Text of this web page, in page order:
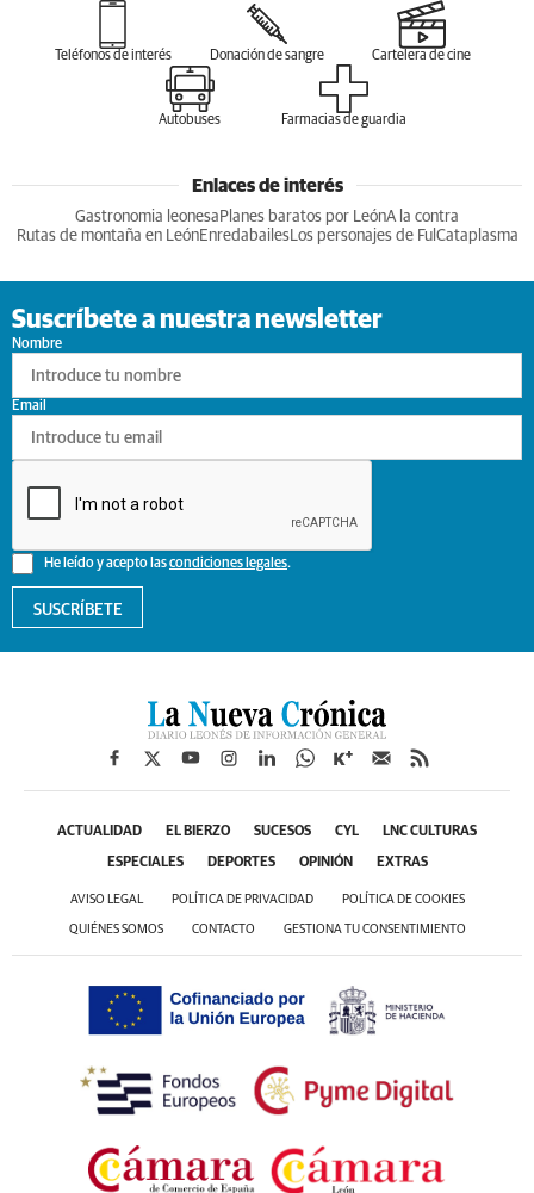
Teléfonos de interés Donación de sangre Cartelera de cine
Autobuses Farmacias de guardia
Enlaces de interés
Gastronomia leonesa Planes baratos por LeónA la contra
Rutas de montaña en LeónEnredabailesLos personajes de Ful Cataplasma
Suscríbete a nuestra newsletter
Nombre
He leído y acepto lascondiciones legales.
Email
SUSCRÍBETE
ACTUALIDAD EL BIERZO SUCESOS CYL LNC CULTURAS
ESPECIALES DEPORTES OPINIÓN EXTRAS
AVISO LEGAL POLÍTICA DE PRIVACIDAD POLÍTICA DE COOKIES
QUIÉNES SOMOS CONTACTO GESTIONA TU CONSENTIMIENTO